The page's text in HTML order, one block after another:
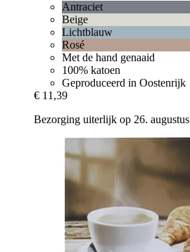
Antraciet
Beige
Lichtblauw
Rosé
Met de hand genaaid
100% katoen
Geproduceerd in Oostenrijk
€ 11,39
Bezorging uiterlijk op 26. augustus